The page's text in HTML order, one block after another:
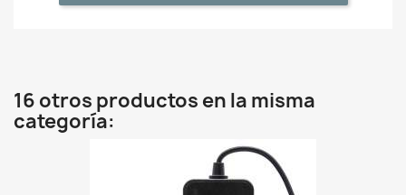
16 otros productos en la misma
categoría: